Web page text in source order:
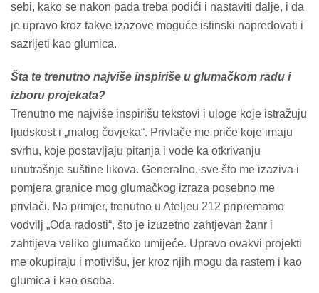
sebi, kako se nakon pada treba podići i nastaviti dalje, i da
je upravo kroz takve izazove moguće istinski napredovati i
sazrijeti kao glumica.
Šta te trenutno najviše inspiriše u glumačkom radu i
izboru projekata?
Trenutno me najviše inspirišu tekstovi i uloge koje istražuju
ljudskost i „malog čovjeka“. Privlače me priče koje imaju
svrhu, koje postavljaju pitanja i vode ka otkrivanju
unutrašnje suštine likova. Generalno, sve što me izaziva i
pomjera granice mog glumačkog izraza posebno me
privlači. Na primjer, trenutno u Ateljeu 212 pripremamo
vodvilj „Oda radosti“, što je izuzetno zahtjevan žanr i
zahtijeva veliko glumačko umijeće. Upravo ovakvi projekti
me okupiraju i motivišu, jer kroz njih mogu da rastem i kao
glumica i kao osoba.